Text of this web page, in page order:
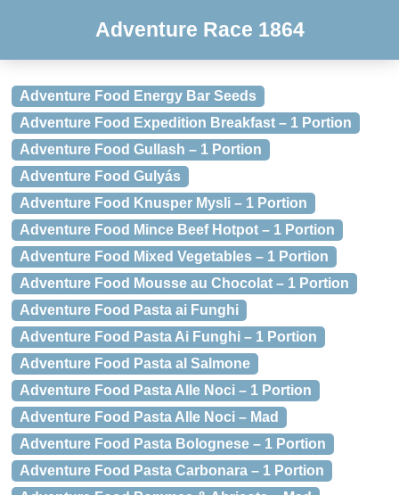
Adventure Race 1864
Adventure Food Energy Bar Seeds
Adventure Food Expedition Breakfast – 1 Portion
Adventure Food Gullash – 1 Portion
Adventure Food Gulyás
Adventure Food Knusper Mysli – 1 Portion
Adventure Food Mince Beef Hotpot – 1 Portion
Adventure Food Mixed Vegetables – 1 Portion
Adventure Food Mousse au Chocolat – 1 Portion
Adventure Food Pasta ai Funghi
Adventure Food Pasta Ai Funghi – 1 Portion
Adventure Food Pasta al Salmone
Adventure Food Pasta Alle Noci – 1 Portion
Adventure Food Pasta Alle Noci – Mad
Adventure Food Pasta Bolognese – 1 Portion
Adventure Food Pasta Carbonara – 1 Portion